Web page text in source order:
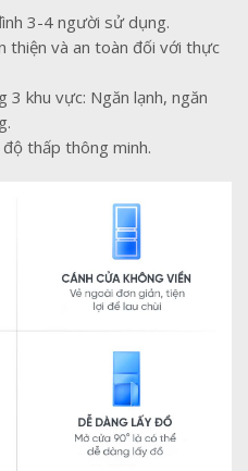
3-4 người sử dụng.
thiện và an toàn đối với thực
3 khu vực: Ngăn lạnh, ngăn
thấp thông minh.